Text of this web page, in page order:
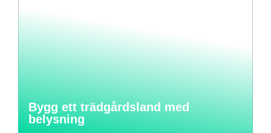
Bygg ett trädgårdsland med
belysning